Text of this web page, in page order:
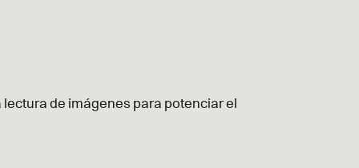
de imágenes para potenciar el